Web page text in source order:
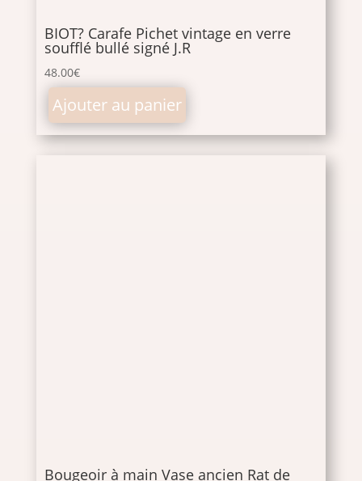
BIOT? Carafe Pichet vintage en verre
soufflé bullé signé J.R
48.00€
Ajouter au panier
Bougeoir à main Vase ancien Rat de